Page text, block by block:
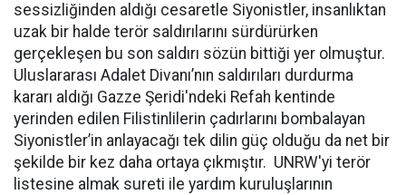
sessizliğinden aldığı cesaretle Siyonistler, insanlıktan
uzak bir halde terör saldırılarını sürdürürken
gerçekleşen bu son saldırı sözün bittiği yer olmuştur.
Uluslararası Adalet Divanı’nın saldırıları durdurma
kararı aldığı Gazze Şeridi'ndeki Refah kentinde
yerinden edilen Filistinlilerin çadırlarını bombalayan
Siyonistler’in anlayacağı tek dilin güç olduğu da net bir
şekilde bir kez daha ortaya çıkmıştır. UNRW'yi terör
listesine almak sureti ile yardım kuruluşlarının